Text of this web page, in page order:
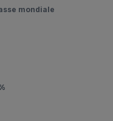
mondiale